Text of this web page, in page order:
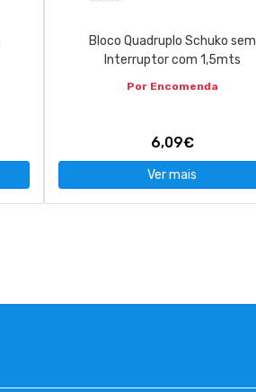
Bloco Quadruplo Schuko sem
Interruptor com 1,5mts
Por Encomenda
6,09€
Ver mais